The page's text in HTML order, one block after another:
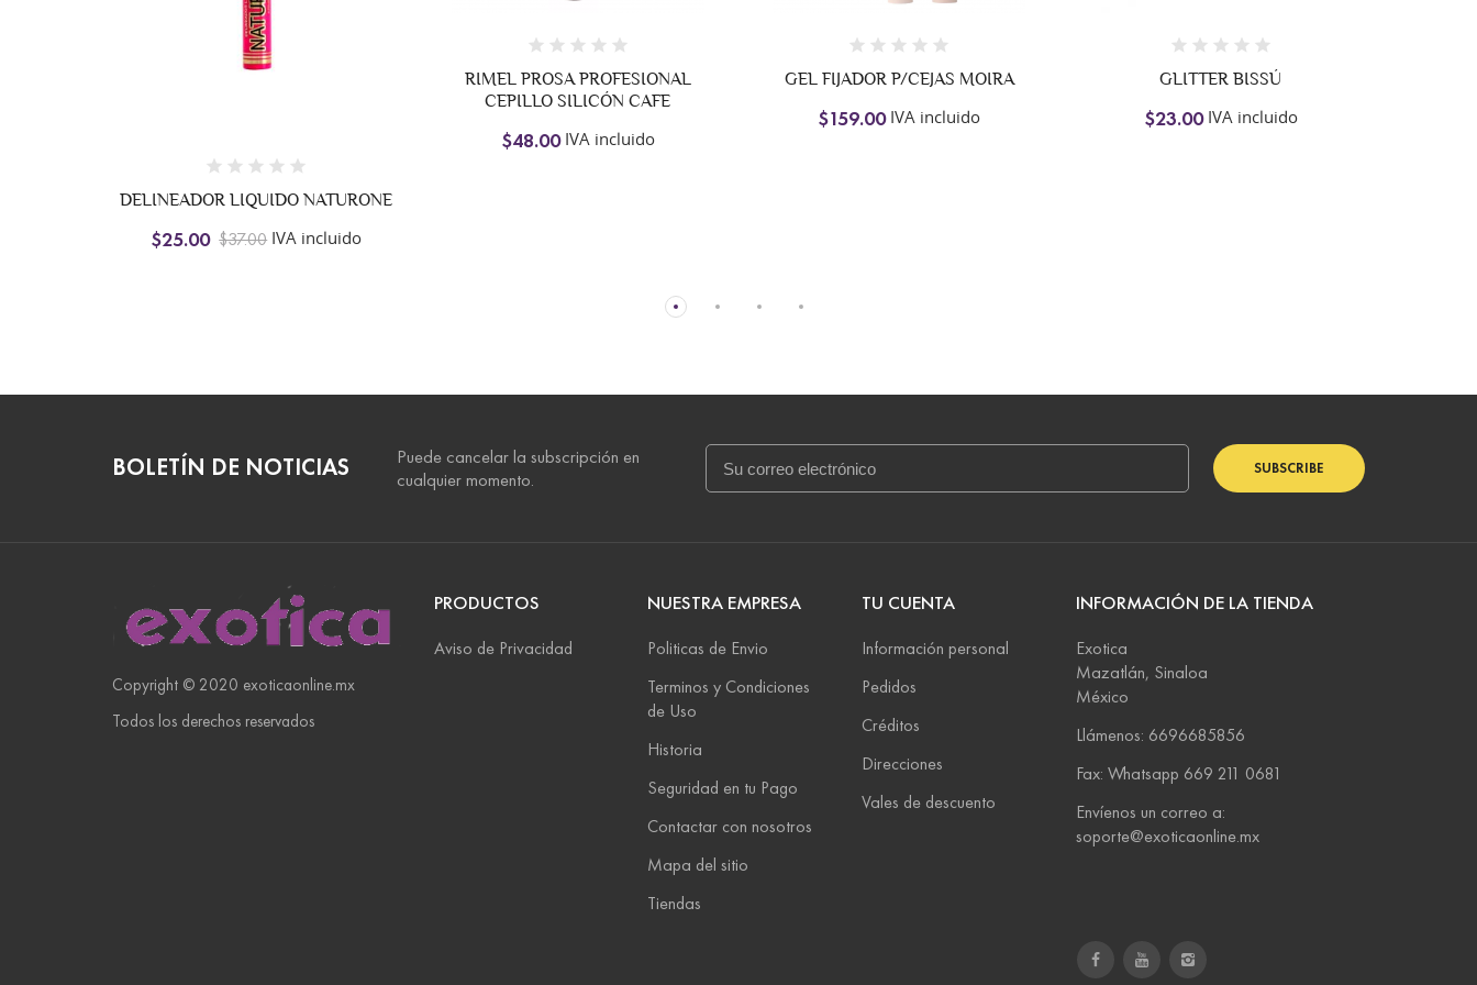
NATURONE
GEL FIJADOR P/CEJAS MOIRA GLITTER BISSÚ
$23.00IVA incluido
KIT PARA DELINEAR CEJA
$25.00IVA incluido
BOLETÍN DE NOTICIAS
Puede cancelar la subscripción en
cualquier momento.
SUBSCRIBE
Copyright © 2020 exoticaonline.mx
Todos los derechos reservados
PRODUCTOS
Aviso de Privacidad
NUESTRA EMPRESA
Politicas de Envio
Terminos y Condiciones
de Uso
Historia
Seguridad en tu Pago
Contactar con nosotros
Mapa del sitio
Tiendas
TU CUENTA
Información personal
Pedidos
Créditos
Direcciones
Vales de descuento
INFORMACIÓN DE LA TIENDA
Exotica
Mazatlán, Sinaloa
México
Llámenos: 6696685856
Fax:Whatsapp 669 211 0681
Envíenos un correo a:
soporte@exoticaonline.mx